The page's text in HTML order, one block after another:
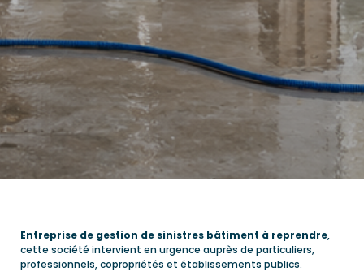
Entreprise de gestion de sinistres bâtiment à reprendre,
cette société intervient en urgence auprès de particuliers,
professionnels, copropriétés et établissements publics.